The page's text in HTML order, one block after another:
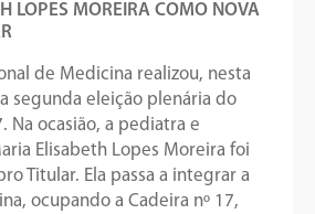
LOPES MOREIRA COMO NOVA
de Medicina realizou, nesta
segunda eleição plenária do
Na ocasião, a pediatra e
Elisabeth Lopes Moreira foi
Titular. Ela passa a integrar a
ocupando a Cadeira nº 17,